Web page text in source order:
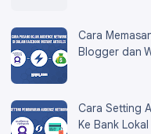
Cara
Blogger dan
Cara Setting
Ke Bank Lokal